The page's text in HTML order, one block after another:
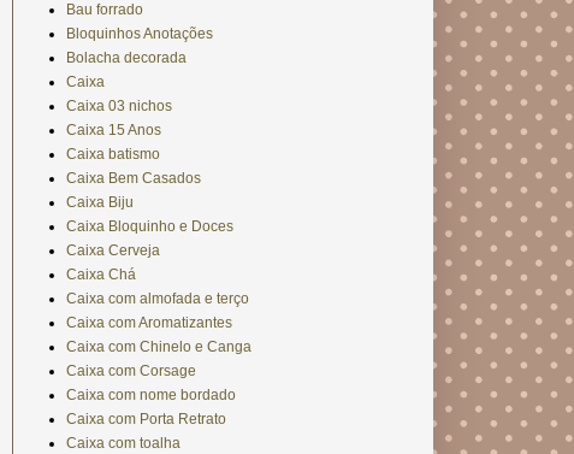
Bau forrado
Bloquinhos Anotações
Bolacha decorada
Caixa
Caixa 03 nichos
Caixa 15 Anos
Caixa batismo
Caixa Bem Casados
Caixa Biju
Caixa Bloquinho e Doces
Caixa Cerveja
Caixa Chá
Caixa com almofada e terço
Caixa com Aromatizantes
Caixa com Chinelo e Canga
Caixa com Corsage
Caixa com nome bordado
Caixa com Porta Retrato
Caixa com toalha